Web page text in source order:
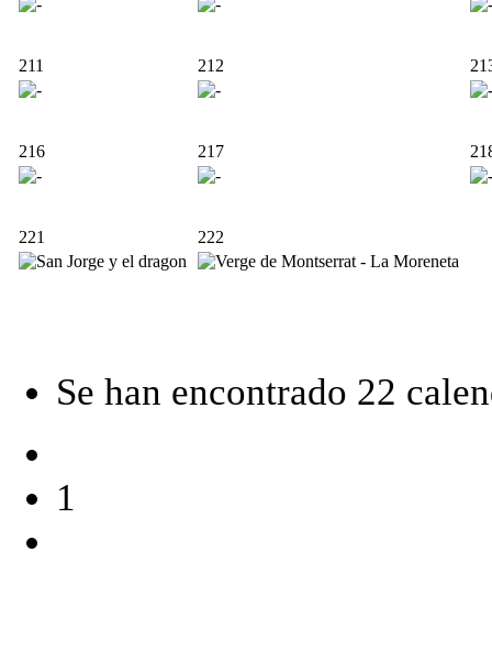
211 212
216 217
221 222
Se han encontrado 22
1